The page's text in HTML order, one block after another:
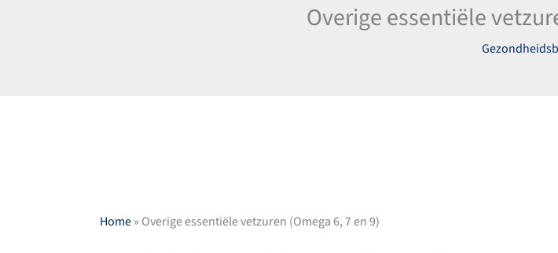
Overige essentiële
Home» Overige essentiële vetzuren (Omega 6, 7 en 9)